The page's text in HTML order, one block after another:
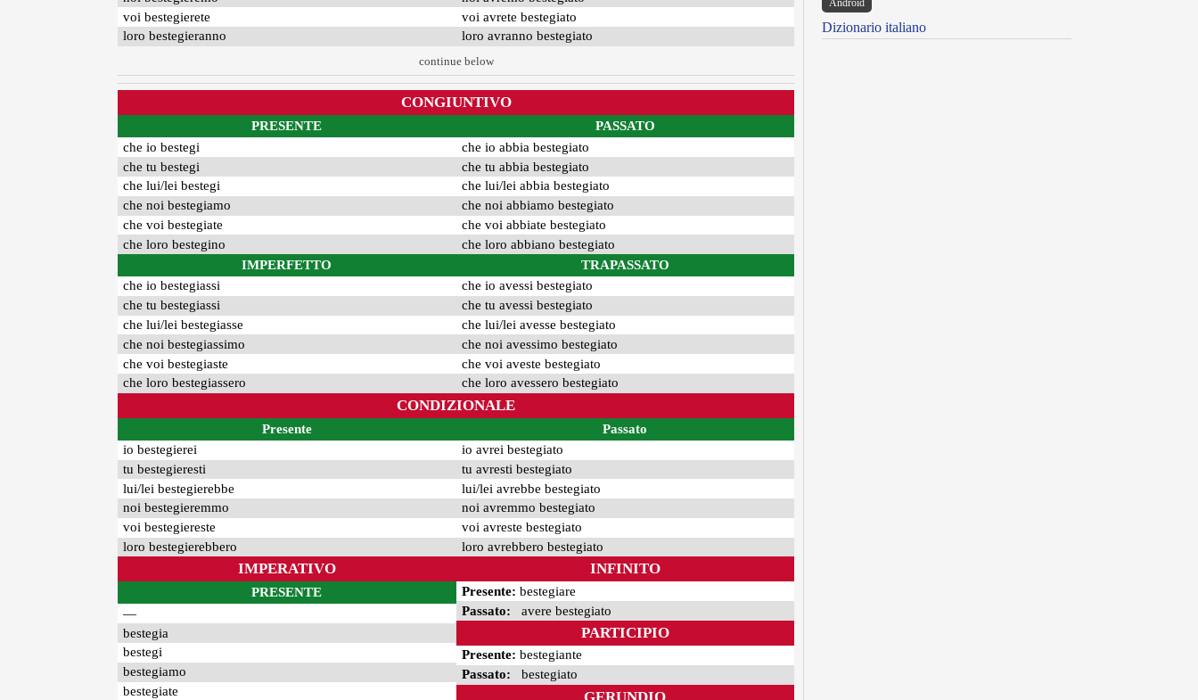
voi bestegierete
loro bestegieranno
voi avrete bestegiato
loro avranno bestegiato
continue below
CONGIUNTIVO
PRESENTE
che io bestegi
che tu bestegi
che lui/lei bestegi
che noi bestegiamo
che voi bestegiate
che loro bestegino
IMPERFETTO
che io bestegiassi
che tu bestegiassi
che lui/lei bestegiasse
che noi bestegiassimo
che voi bestegiaste
che loro bestegiassero
PASSATO
che io abbia bestegiato
che tu abbia bestegiato
che lui/lei abbia bestegiato
che noi abbiamo bestegiato
che voi abbiate bestegiato
che loro abbiano bestegiato
TRAPASSATO
che io avessi bestegiato
che tu avessi bestegiato
che lui/lei avesse bestegiato
che noi avessimo bestegiato
che voi aveste bestegiato
che loro avessero bestegiato
CONDIZIONALE
Presente
io bestegierei
tu bestegieresti
lui/lei bestegierebbe
noi bestegieremmo
voi bestegiereste
loro bestegierebbero
Passato
io avrei bestegiato
tu avresti bestegiato
lui/lei avrebbe bestegiato
noi avremmo bestegiato
voi avreste bestegiato
loro avrebbero bestegiato
IMPERATIVO
PRESENTE
—
bestegia
bestegi
bestegiamo
bestegiate
INFINITO
Presente: bestegiare
Passato: avere bestegiato
PARTICIPIO
Presente: bestegiante
Passato: bestegiato
GERUNDIO
Android
Dizionario italiano